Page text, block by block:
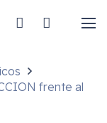
frente al